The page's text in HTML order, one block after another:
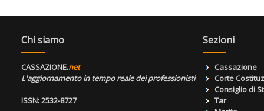
Chi siamo
CASSAZIONE.net
L'aggiornamento in tempo reale dei professionisti
ISSN: 2532-8727
Sezioni
Cassazione
Corte
Consiglio di
Tar